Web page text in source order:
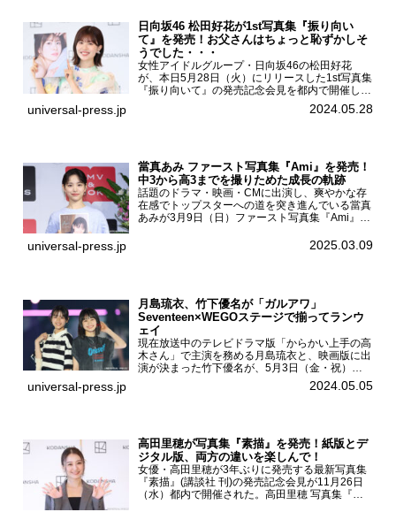
日向坂46 松田好花が1st写真集『振り向い
て』を発売！お父さんはちょっと恥ずかしそ
うでした・・・
女性アイドルグループ・日向坂46の松田好花
が、本日5月28日（火）にリリースした1st写真集
『振り向いて』の発売記念会見を都内で開催し
た。日向坂46 松田好花1st写真集『振り向いて』
発売記念会見写真集では日向坂46の松田好花を
universal-press.jp 2024.05.28
當真あみ ファースト写真集『Ami』を発売！
中3から高3までを撮りためた成長の軌跡
話題のドラマ・映画・CMに出演し、爽やかな存
在感でトップスターへの道を突き進んでいる當真
あみが3月9日（日）ファースト写真集『Ami』
BOOKS SHIBUYAで開催した。當真あみファース
universal-press.jp 2025.03.09
月島琉衣、竹下優名が「ガルアワ」
Seventeen×WEGOステージで揃ってランウ
ェイ
現在放送中のテレビドラマ版「からかい上手の高
木さん」で主演を務める月島琉衣と、映画版に出
演が決まった竹下優名が、5月3日（金・祝）東
京・国立代々木競技場第一体育館で開催されたフ
ァッション&音楽イベント『Rakuten GirlsAward
universal-press.jp 2024.05.05
高田里穂が写真集『素描』を発売！紙版とデ
ジタル版、両方の違いを楽しんで！
女優・高田里穂が3年ぶりに発売する最新写真集
『素描』(講談社 刊)の発売記念会見が11月26日
（水）都内で開催された。高田里穂 写真集『素